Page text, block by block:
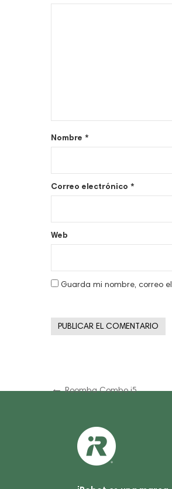
Nombre *
Correo electrónico *
Web
Guarda mi nombre, correo
Navegación
entradas
Previous
Roomba Combo i5